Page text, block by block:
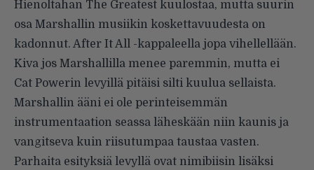
Hienoltahan The Greatest kuulostaa, mutta suurin
osa Marshallin musiikin koskettavuudesta on
kadonnut. After It All -kappaleella jopa vihellellään.
Kiva jos Marshallilla menee paremmin, mutta ei
Cat Powerin levyillä pitäisi silti kuulua sellaista.
Marshallin ääni ei ole perinteisemmän
instrumentaation seassa läheskään niin kaunis ja
vangitseva kuin riisutumpaa taustaa vasten.
Parhaita esityksiä levyllä ovat nimibiisin lisäksi